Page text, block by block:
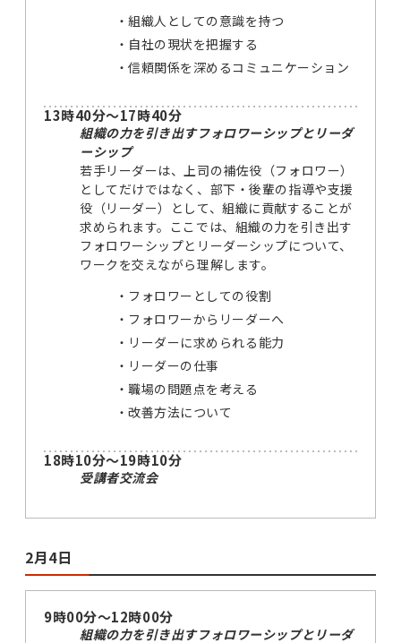
組織人としての意識を持つ
自社の現状を把握する
信頼関係を深めるコミュニケーション
13時40分～17時40分
組織の力を引き出すフォロワーシップとリーダ
ーシップ
若手リーダーは、上司の補佐役（フォロワー）
としてだけではなく、部下・後輩の指導や支援
役（リーダー）として、組織に貢献することが
求められます。ここでは、組織の力を引き出す
フォロワーシップとリーダーシップについて、
ワークを交えながら理解します。
フォロワーとしての役割
フォロワーからリーダーへ
リーダーに求められる能力
リーダーの仕事
職場の問題点を考える
改善方法について
18時10分～19時10分
受講者交流会
2月4日
9時00分～12時00分
組織の力を引き出すフォロワーシップとリーダ